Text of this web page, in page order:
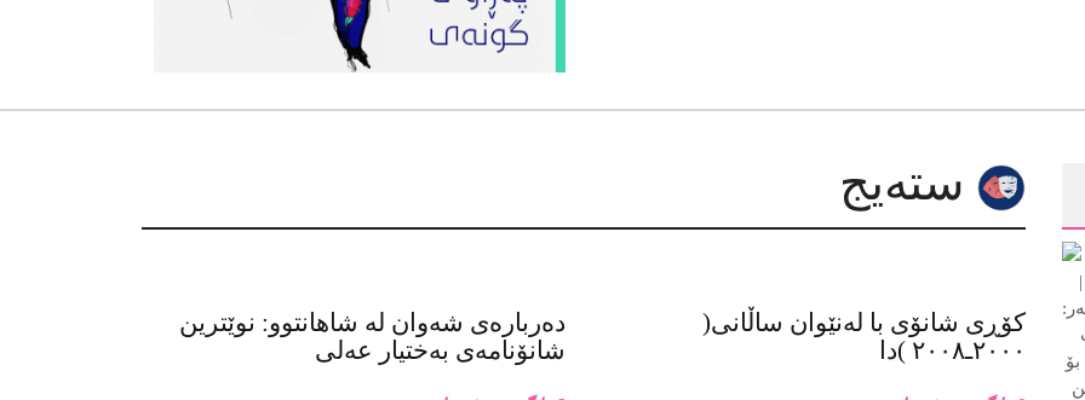
دەربارەی شەوان لە شاهانتوو: نوێترین
شانۆنامەی بەختیار عەلی
کۆڕی شانۆی با لەنێوان ساڵانی(
٢٠٠٠ـ٢٠٠٨ )دا